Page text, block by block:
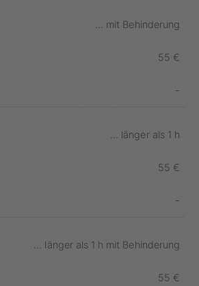
... mit Behinderung
55 €
-
... länger als 1 h
55 €
-
... länger als 1 h mit Behinderung
55 €